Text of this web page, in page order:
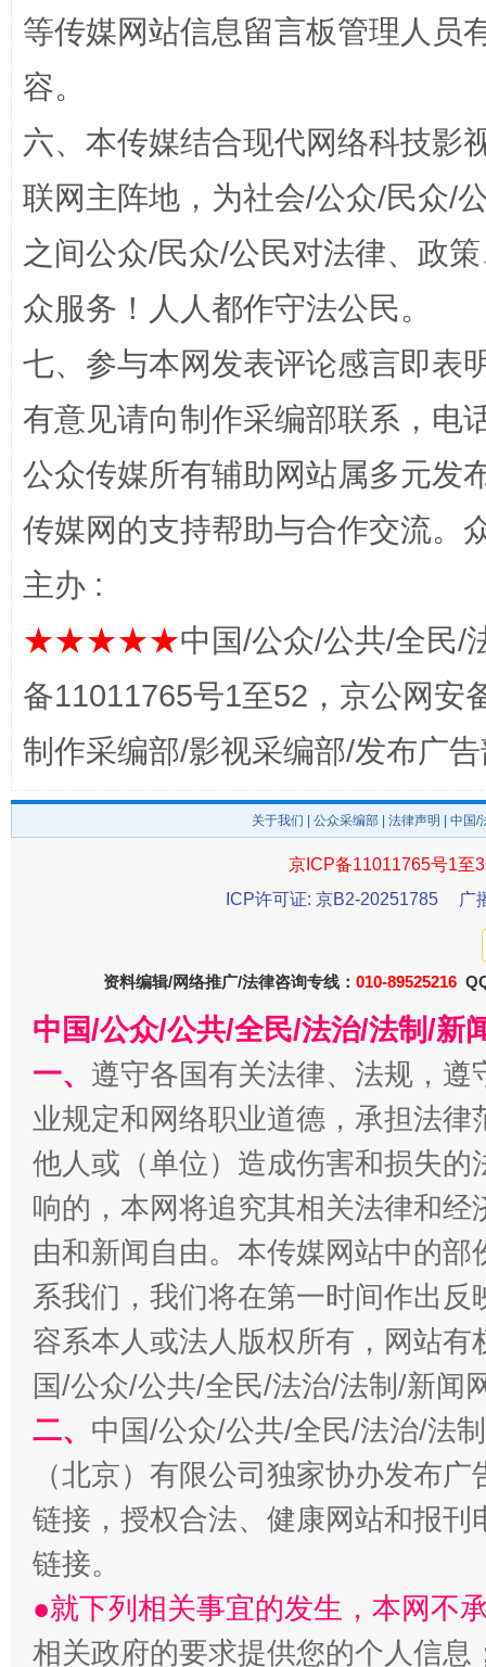
完善运行机制助力责任有效落实 一纸欠
东山县通报“牛蛙产品抗生素超标问题” 法
揭开“小金库”的免责幌子
受贿1.44亿！段成刚被判无期 从幼
等传媒网站信息留言板管理人员
容。
六、本传媒结合现代网络科技影
联网主阵地，为社会/公众/民众/
之间公众/民众/公民对法律、政
众服务！人人都作守法公民。
七、参与本网发表评论感言即表
有意见请向制作采编部联系，电
公众传媒所有辅助网站属多元发
传媒网的支持帮助与合作交流。
主办 :
★★★★★中国/公众/公共/全民/
备11011765号1至52，京公网安
制作采编部/影视采编部/发布广
关于我们 公众采编部 法律声明 | 中国
京ICP备11011765号1至
ICP许可证: 京B2-20251785
广
资料编辑/网络推广/法律咨询专线： 010-89525216
中国/公众/公共/全民/法治/法制/新
一、 遵守各国有关法律、法规，
业规定和网络职业道德，承担法
他人或（单位）造成伤害和损失
响的，本网将追究其相关法律和
由和新闻自由。本传媒网站中的
系我们，我们将在第一时间作出
容系本人或法人版权所有，网站
国/公众/公共/全民/法治/法制/新闻
二、 中国/公众/公共/全民/法治/法
（北京）有限公司独家协办发布
链接，授权合法、健康网站和报
链接。
●就下列相关事宜的发生，本网不
相关政府的要求提供您的个人信息